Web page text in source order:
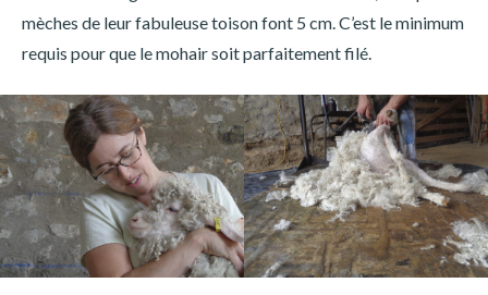
mèches de leur fabuleuse toison font 5 cm. C’est le minimum
requis pour que le mohair soit parfaitement filé.